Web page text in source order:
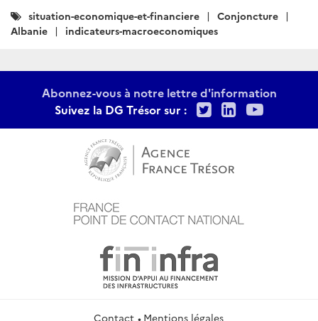
Catégories
:
situation-economique-et-financiere
Conjoncture
Albanie
indicateurs-macroeconomiques
Abonnez-vous à notre lettre d'information
Suivez la DG Trésor sur :
TwitterLinkedIn
Contact Mentions légales